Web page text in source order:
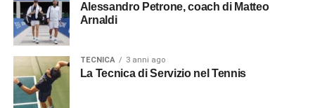
Alessandro Petrone, coach di Matteo
Arnaldi
TECNICA 3 anni ago
La Tecnica di Servizio nel Tennis